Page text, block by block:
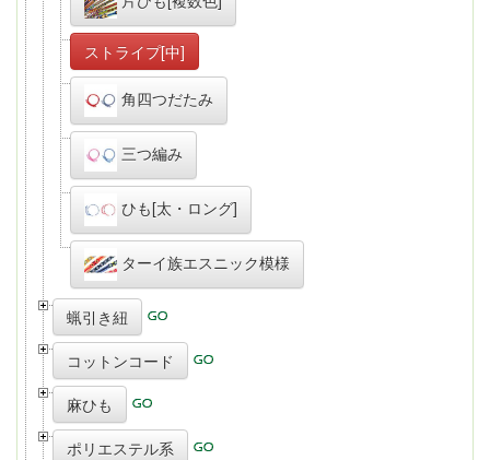
ストライプ[中]
角四つだたみ
三つ編み
ひも[太・ロング]
ターイ族エスニック模様
蝋引き紐
コットンコード
麻ひも
ポリエステル系